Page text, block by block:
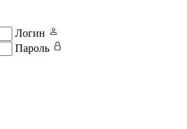
Логин
Пароль